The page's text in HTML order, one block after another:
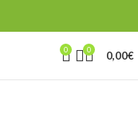
0 0 0,00€